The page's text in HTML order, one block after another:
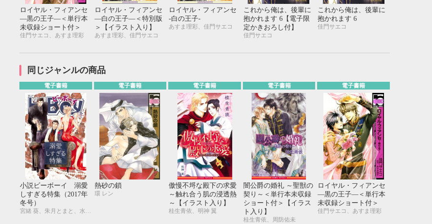
ロイヤル・フィアンセ
―黒の王子―＜単行本
未収録ショート付＞
佳門サエコ、あすま理彩
ロイヤル・フィアンセ
―白の王子―＜特別版
＞【イラスト入り】
あすま理彩、佳門サエコ
ロイヤル・フィアンセ
-白の王子-
あすま理彩、佳門サエコ
これから俺は、後輩に
抱かれます 6【電子限
定かきおろし付】
佳門サエコ
これから俺は、後輩に
抱かれます 6
佳門サエコ
同じジャンルの商品
電子書籍
小説ビーボーイ 溺愛
しすぎる特集（2017年
冬号）
宮緒 葵、朱月とまと、水壬楓子、しおべり由生、吉田ナツ、森原八鹿、彩寧一叶、高世ナオキ、遠野春日、円陣闇丸、東野ゆき、園千代子、東野 海、林 マキ、永井三郎、福嶋ユッカ、モリフジ、黒田 屑、ゆうき
電子書籍
熱砂の鎖
環 レン
電子書籍
傲慢不埒な殿下の求愛
～触れ合う肌の浸透熱
～【イラスト入り】
桂生青依、明神 翼
電子書籍
闇公爵の婚礼 ～聖獣の
契り～＜単行本未収録
ショート付＞【イラス
ト入り】
桂生青依、周防佑未
電子書籍
ロイヤル・フィアンセ
―黒の王子―＜単行本
未収録ショート付＞
佳門サエコ、あすま理彩
15 16 17 18
19
22 23 24 25
26
28 29 30
12 13 14 15 16
17
18
19 20 21 22 23
24
26 27 28 29 30 31